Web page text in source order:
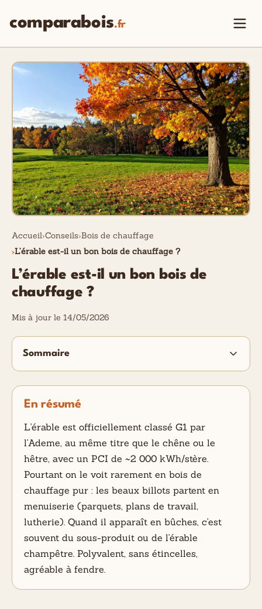
comparabois.fr
Mis à jour le 14/05/2026
Sommaire
Accueil Conseils Bois de chauffage
L’érable est-il un bon bois de chauffage ?
L’érable est-il un bon bois de
chauffage ?
En résumé
L'érable est officiellement classé G1 par
l'Ademe, au même titre que le chêne ou le
hêtre, avec un PCI de ~2 000 kWh/stère.
Pourtant on le voit rarement en bois de
chauffage pur : les beaux billots partent en
menuiserie (parquets, plans de travail,
lutherie). Quand il apparaît en bûches, c'est
souvent du sous-produit ou de l'érable
champêtre. Polyvalent, sans étincelles,
agréable à fendre.